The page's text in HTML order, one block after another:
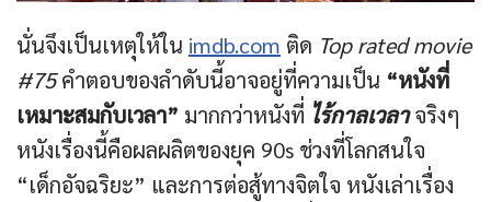
นั่นจึงเป็นเหตุให้ใน imdb.com ติด Top rated movie
#75คำตอบของลำดับนี้อาจอยู่ที่ความเป็น “หนังที่
เหมาะสมกับเวลา” มากกว่าหนังที่ ไร้กาลเวลาจริงๆ
หนังเรื่องนี้คือผลผลิตของยุค 90s ช่วงที่โลกสนใจ
“เด็กอัจฉริยะ” และการต่อสู้ทางจิตใจ หนังเล่าเรื่อง